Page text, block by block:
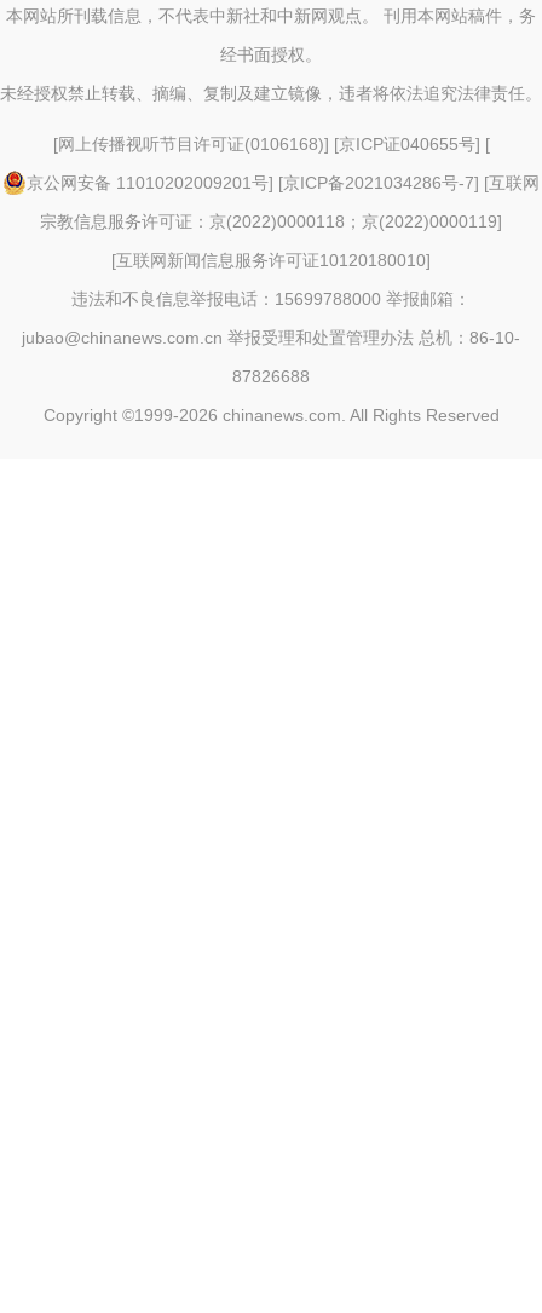
本网站所刊载信息，不代表中新社和中新网观点。 刊用本网站稿件，务
经书面授权。
未经授权禁止转载、摘编、复制及建立镜像，违者将依法追究法律责任。
[网上传播视听节目许可证(0106168)] [京ICP证040655号] [
京公网安备 11010202009201号] [京ICP备2021034286号-7] [互联网
宗教信息服务许可证：京(2022)0000118；京(2022)0000119]
[互联网新闻信息服务许可证10120180010]
违法和不良信息举报电话：15699788000 举报邮箱：
jubao@chinanews.com.cn 举报受理和处置管理办法 总机：86-10-
87826688
Copyright ©1999-2026 chinanews.com. All Rights Reserved